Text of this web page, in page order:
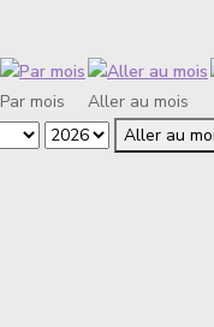
Par mois
Aller au mois
Aller au